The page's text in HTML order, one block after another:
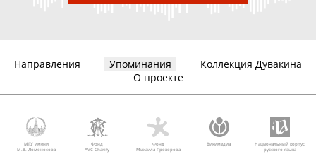
Направления Упоминания
Коллекция Дувакина
О проекте
МГУ имени
М.В. Ломоносова
Фонд
AVC Charity
Фонд
Михаила Прохорова
Викимедиа
Национальный корпус
русского языка